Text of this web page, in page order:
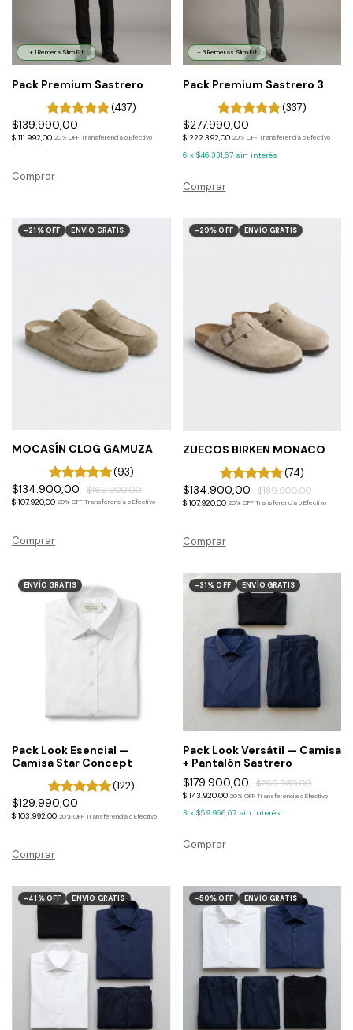
+ 1 Remera Slim Fit
Pack Premium Sastrero
(437)
$139.990,00
$ 111.992,00 20% OFF Transferencia o Efectivo
Comprar
+ 3 Remeras Slim Fit
Pack Premium Sastrero 3
(337)
$277.990,00
$ 222.392,00 20% OFF Transferencia o Efectivo
6 x $46.331,67 sin interés
Comprar
-21 %OFF ENVÍO GRATIS
MOCASÍN CLOG GAMUZA
(93)
$134.900,00 $169.900,00
$ 107.920,00 20% OFF Transferencia o Efectivo
Comprar
-29%OFF ENVÍO GRATIS
ZUECOS BIRKEN MONACO
(74)
$134.900,00 $189.900,00
$ 107.920,00 20% OFF Transferencia o Efectivo
Comprar
ENVÍO GRATIS
Pack Look Esencial —
Camisa Star Concept
(122)
$129.990,00
$ 103.992,00 20% OFF Transferencia o Efectivo
Comprar
-31%OFF ENVÍO GRATIS
Pack Look Versátil — Camisa
+ Pantalón Sastrero
$179.900,00
$259.980,00
$ 143.920,00 20% OFF Transferencia o Efectivo
3 x $59.966,67 sin interés
Comprar
-41 %OFF ENVÍO GRATIS -50%OFF ENVÍO GRATIS